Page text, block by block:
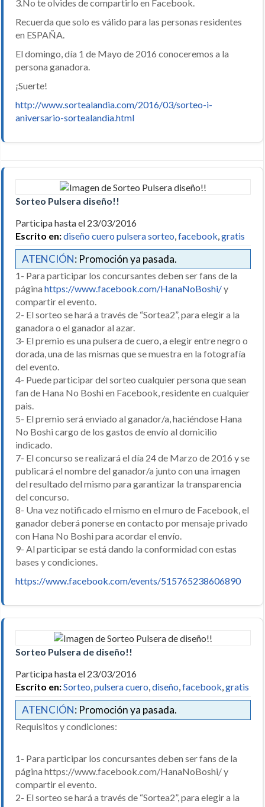
3.No te olvides de compartirlo en Facebook.
Recuerda que solo es válido para las personas residentes
en ESPAÑA.
El domingo, día 1 de Mayo de 2016 conoceremos a la
persona ganadora.
¡Suerte!
http://www.sortealandia.com/2016/03/sorteo-i-
aniversario-sortealandia.html
Sorteo Pulsera diseño!!
Participa hasta el 23/03/2016
Escrito en:diseño cuero pulsera sorteo,facebook,gratis
ATENCIÓN: Promoción ya pasada.
1- Para participar los concursantes deben ser fans de la
página https://www.facebook.com/HanaNoBoshi/y
compartir el evento.
2- El sorteo se hará a través de “Sortea2”, para elegir a la
ganadora o el ganador al azar.
3- El premio es una pulsera de cuero, a elegir entre negro o
dorada, una de las mismas que se muestra en la fotografía
del evento.
4- Puede participar del sorteo cualquier persona que sean
fan de Hana No Boshi en Facebook, residente en cualquier
pais.
5- El premio será enviado al ganador/a, haciéndose Hana
No Boshi cargo de los gastos de envío al domicilio
indicado.
7- El concurso se realizará el día 24 de Marzo de 2016 y se
publicará el nombre del ganador/a junto con una imagen
del resultado del mismo para garantizar la transparencia
del concurso.
8- Una vez notificado el mismo en el muro de Facebook, el
ganador deberá ponerse en contacto por mensaje privado
con Hana No Boshi para acordar el envío.
9- Al participar se está dando la conformidad con estas
bases y condiciones.
https://www.facebook.com/events/515765238606890
Sorteo Pulsera de diseño!!
Participa hasta el 23/03/2016
Escrito en:Sorteo pulsera cuero diseño facebook gratis
ATENCIÓN: Promoción ya pasada.
Requisitos y condiciones:
1- Para participar los concursantes deben ser fans de la
página https://www.facebook.com/HanaNoBoshi/ y
compartir el evento.
2- El sorteo se hará a través de “Sortea2”, para elegir a la